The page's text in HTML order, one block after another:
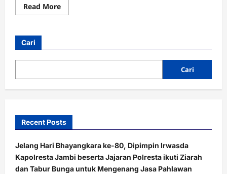
Read MoreRead
more
Jambi
Polisi
Gelapkan
Rental
Cari
Cari
Recent Posts
Jelang Hari Bhayangkara ke-80, Dipimpin Irwasda
Kapolresta Jambi beserta Jajaran Polresta ikuti Ziarah
dan Tabur Bunga untuk Mengenang Jasa Pahlawan